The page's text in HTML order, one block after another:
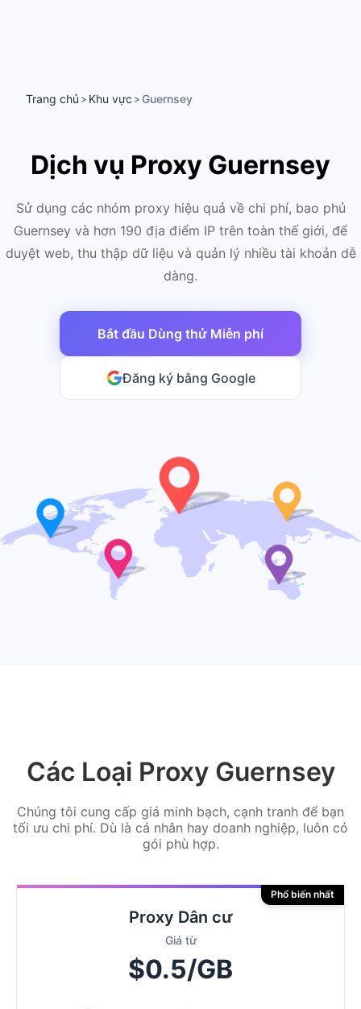
Trang chủ > Khu vực > Guernsey
Dịch vụ Proxy Guernsey
Sử dụng các nhóm proxy hiệu quả về chi phí, bao phủ
Guernsey và hơn 190 địa điểm IP trên toàn thế giới, để
duyệt web, thu thập dữ liệu và quản lý nhiều tài khoản dễ
dàng.
Bắt đầu Dùng thử Miễn phí
Đăng ký bằng Google
Các Loại Proxy Guernsey
Chúng tôi cung cấp giá minh bạch, cạnh tranh để bạn
tối ưu chi phí. Dù là cá nhân hay doanh nghiệp, luôn có
gói phù hợp.
Proxy Dân cư
Giá từ
$0.5/GB
Phổ biến nhất